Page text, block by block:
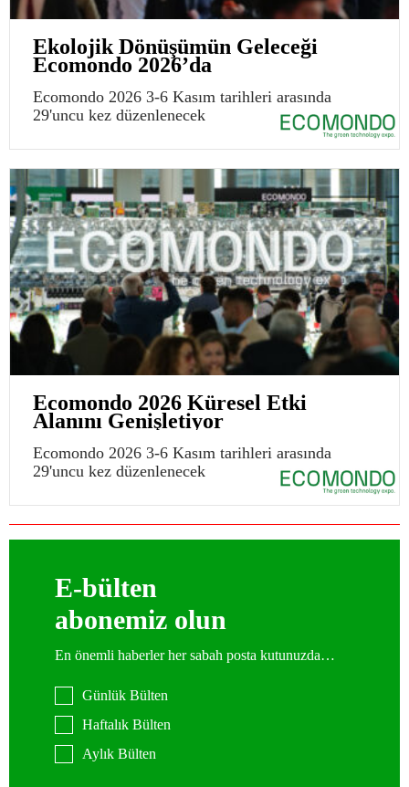
Ekolojik Dönüşümün Geleceği
Ecomondo 2026’da
Ecomondo 2026 3-6 Kasım tarihleri arasında
29'uncu kez düzenlenecek
Ecomondo 2026 Küresel Etki
Alanını Genişletiyor
Ecomondo 2026 3-6 Kasım tarihleri arasında
29'uncu kez düzenlenecek
E-bülten
abonemiz olun
En önemli haberler her sabah posta kutunuzda…
Günlük Bülten
Haftalık Bülten
Aylık Bülten